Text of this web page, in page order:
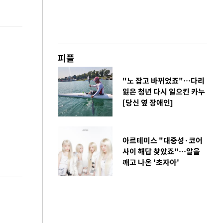
피플
"노 잡고 바뀌었죠"…다리
잃은 청년 다시 일으킨 카누
[당신 옆 장애인]
아르테미스 "대중성·코어
사이 해답 찾았죠"…알을
깨고 나온 '초자아'